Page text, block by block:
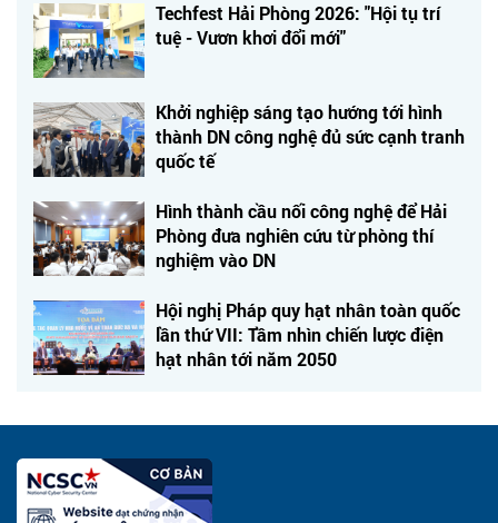
Techfest Hải Phòng 2026: "Hội tụ trí
tuệ - Vươn khơi đổi mới"
Khởi nghiệp sáng tạo hướng tới hình
thành DN công nghệ đủ sức cạnh tranh
quốc tế
Hình thành cầu nối công nghệ để Hải
Phòng đưa nghiên cứu từ phòng thí
nghiệm vào DN
Hội nghị Pháp quy hạt nhân toàn quốc
lần thứ VII: Tầm nhìn chiến lược điện
hạt nhân tới năm 2050